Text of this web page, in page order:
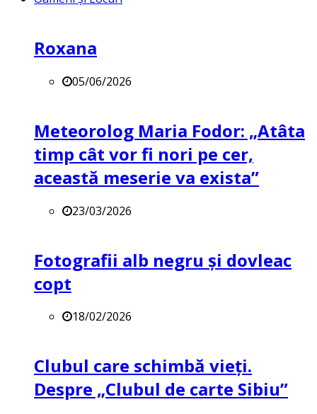
Roxana
05/06/2026
Meteorolog Maria Fodor: „Atâta
timp cât vor fi nori pe cer,
această meserie va exista”
23/03/2026
Fotografii alb negru și dovleac
copt
18/02/2026
Clubul care schimbă vieți.
Despre „Clubul de carte Sibiu”